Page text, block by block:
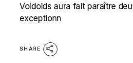
Voidoids aura fait paraître
exceptionn
SHARE